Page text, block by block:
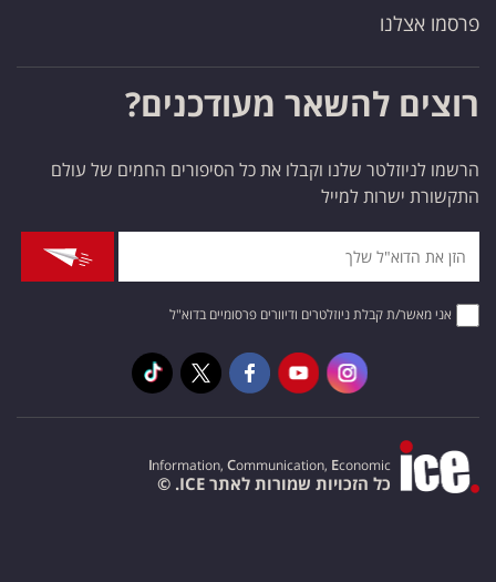
רייטינג
רכב
בריאות
תרבות
ופנאי
תיירות
TOP-
פודקאסט
פרסמו אצלנו
רוצים להשאר מעודכנים?
הרשמו לניוזלטר שלנו וקבלו את כל הסיפורים החמים של עולם
התקשורת ישרות למייל
אני מאשר/ת קבלת ניוזלטרים ודיוורים פרסומיים בדוא"ל
Information, Communication, Economic
כל הזכויות שמורות לאתר ICE. ©